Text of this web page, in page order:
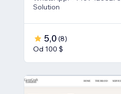
Solution
5,0 (8)
Od 100 $